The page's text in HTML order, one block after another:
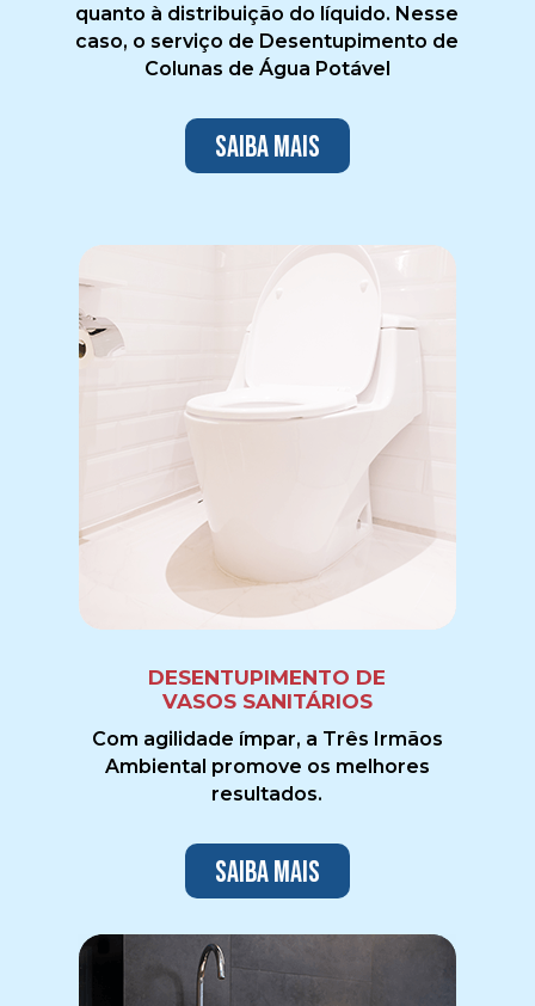
quanto à distribuição do líquido. Nesse
caso, o serviço de Desentupimento de
Colunas de Água Potável
Saiba mais
DESENTUPIMENTO DE
VASOS SANITÁRIOS
Com agilidade ímpar, a Três Irmãos
Ambiental promove os melhores
resultados.
Saiba mais